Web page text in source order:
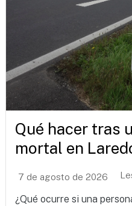
Qué hacer tras
mortal en
7 de agosto de 2026
¿Qué ocurre si una